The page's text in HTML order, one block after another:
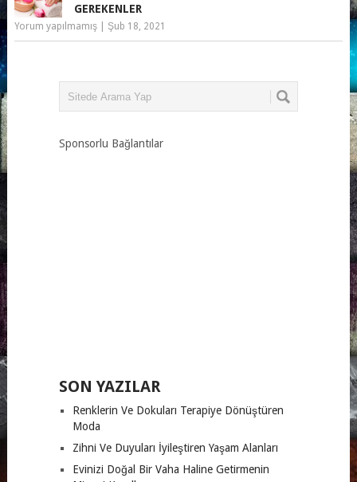
GEREKENLER
Yorum yapılmamış| Şub 18, 2021
Sponsorlu Bağlantılar
SON YAZILAR
Renklerin Ve Dokuları Terapiye Dönüştüren
Moda
Zihni Ve Duyuları İyileştiren Yaşam Alanları
Evinizi Doğal Bir Vaha Haline Getirmenin